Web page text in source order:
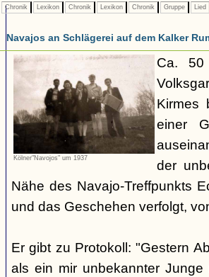
Chronik Lexikon Chronik Lexikon Chronik Gruppe Lied
Navajos an Schlägerei auf dem Kalker
Kölner"Navojos" um 1937
Ca. 50
Kirmes
einer
der
Nähe des Navajo-Treffpunkts
und das Geschehen verfolgt,
Er gibt zu Protokoll: "Gestern
als ein mir unbekannter